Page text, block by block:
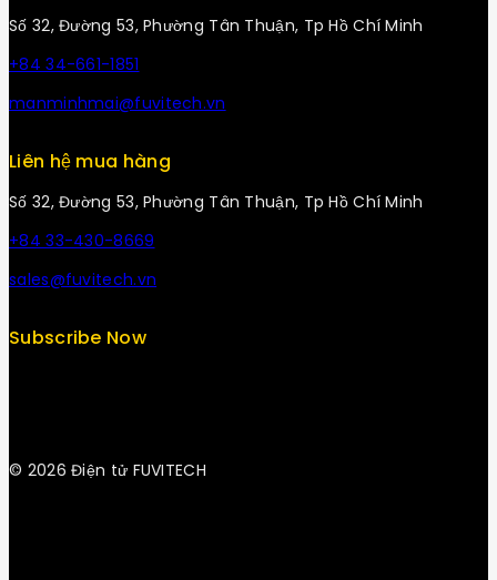
Số 32, Đường 53, Phường Tân Thuận, Tp Hồ Chí Minh
+84 34-661-1851
manminhmai@fuvitech.vn
Liên hệ mua hàng
Số 32, Đường 53, Phường Tân Thuận, Tp Hồ Chí Minh
+84 33-430-8669
sales@fuvitech.vn
Subscribe Now
© 2026 Điện tử FUVITECH